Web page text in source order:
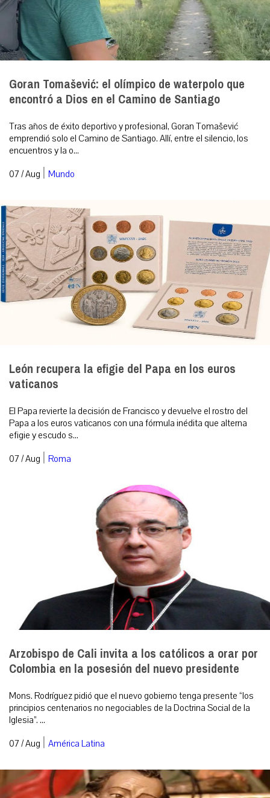
Goran Tomašević: el olímpico de waterpolo que
encontró a Dios en el Camino de Santiago
Tras años de éxito deportivo y profesional, Goran Tomašević
emprendió solo el Camino de Santiago. Allí, entre el silencio, los
encuentros y la o...
07 / Aug | Mundo
León recupera la efigie del Papa en los euros
vaticanos
El Papa revierte la decisión de Francisco y devuelve el rostro del
Papa a los euros vaticanos con una fórmula inédita que alterna
efigie y escudo s...
07 / Aug | Roma
Arzobispo de Cali invita a los católicos a orar por
Colombia en la posesión del nuevo presidente
Mons. Rodríguez pidió que el nuevo gobierno tenga presente “los
principios centenarios no negociables de la Doctrina Social de la
Iglesia”. ...
07 / Aug | América Latina